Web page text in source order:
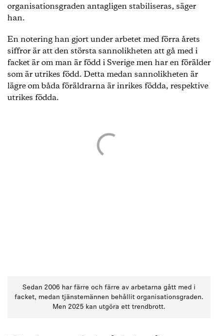
organisationsgraden antagligen stabiliseras, säger
han.
En notering han gjort under arbetet med förra årets
siffror är att den största sannolikheten att gå med i
facket är om man är född i Sverige men har en förälder
som är utrikes född. Detta medan sannolikheten är
lägre om båda föräldrarna är inrikes födda, respektive
utrikes födda.
Sedan 2006 har färre och färre av arbetarna gått med i
facket, medan tjänstemännen behållit organisationsgraden.
Men 2025 kan utgöra ett trendbrott.